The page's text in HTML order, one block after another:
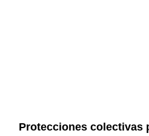
Protecciones colectivas